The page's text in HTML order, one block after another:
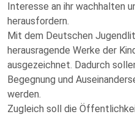
Interesse an ihr wachhalten
herausfordern.
Mit dem Deutschen
herausragende Werke der
ausgezeichnet. Dadurch
Begegnung und
werden.
Zugleich soll die